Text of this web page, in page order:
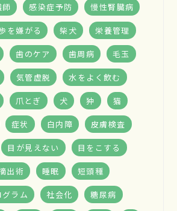
感染症予防 慢性腎臓病
を嫌がる 柴犬 栄養管理
歯のケア 歯周病 毛玉
気管虚脱 水をよく飲む
爪とぎ 犬 狆 猫
症状 白内障 皮膚検査
目が見えない 目をこする
出術 睡眠 短頭種
ラム 社会化 糖尿病